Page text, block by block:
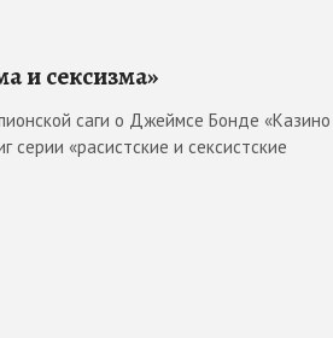
и сексизма»
саги о Джеймсе Бонде «Казино
серии «расистские и сексистские